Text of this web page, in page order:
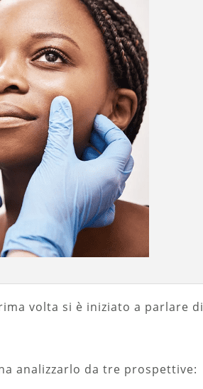
volta si è iniziato a parlare di
analizzarlo da tre prospettive: